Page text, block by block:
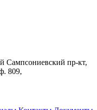
Сампсониевский пр-кт,
809,